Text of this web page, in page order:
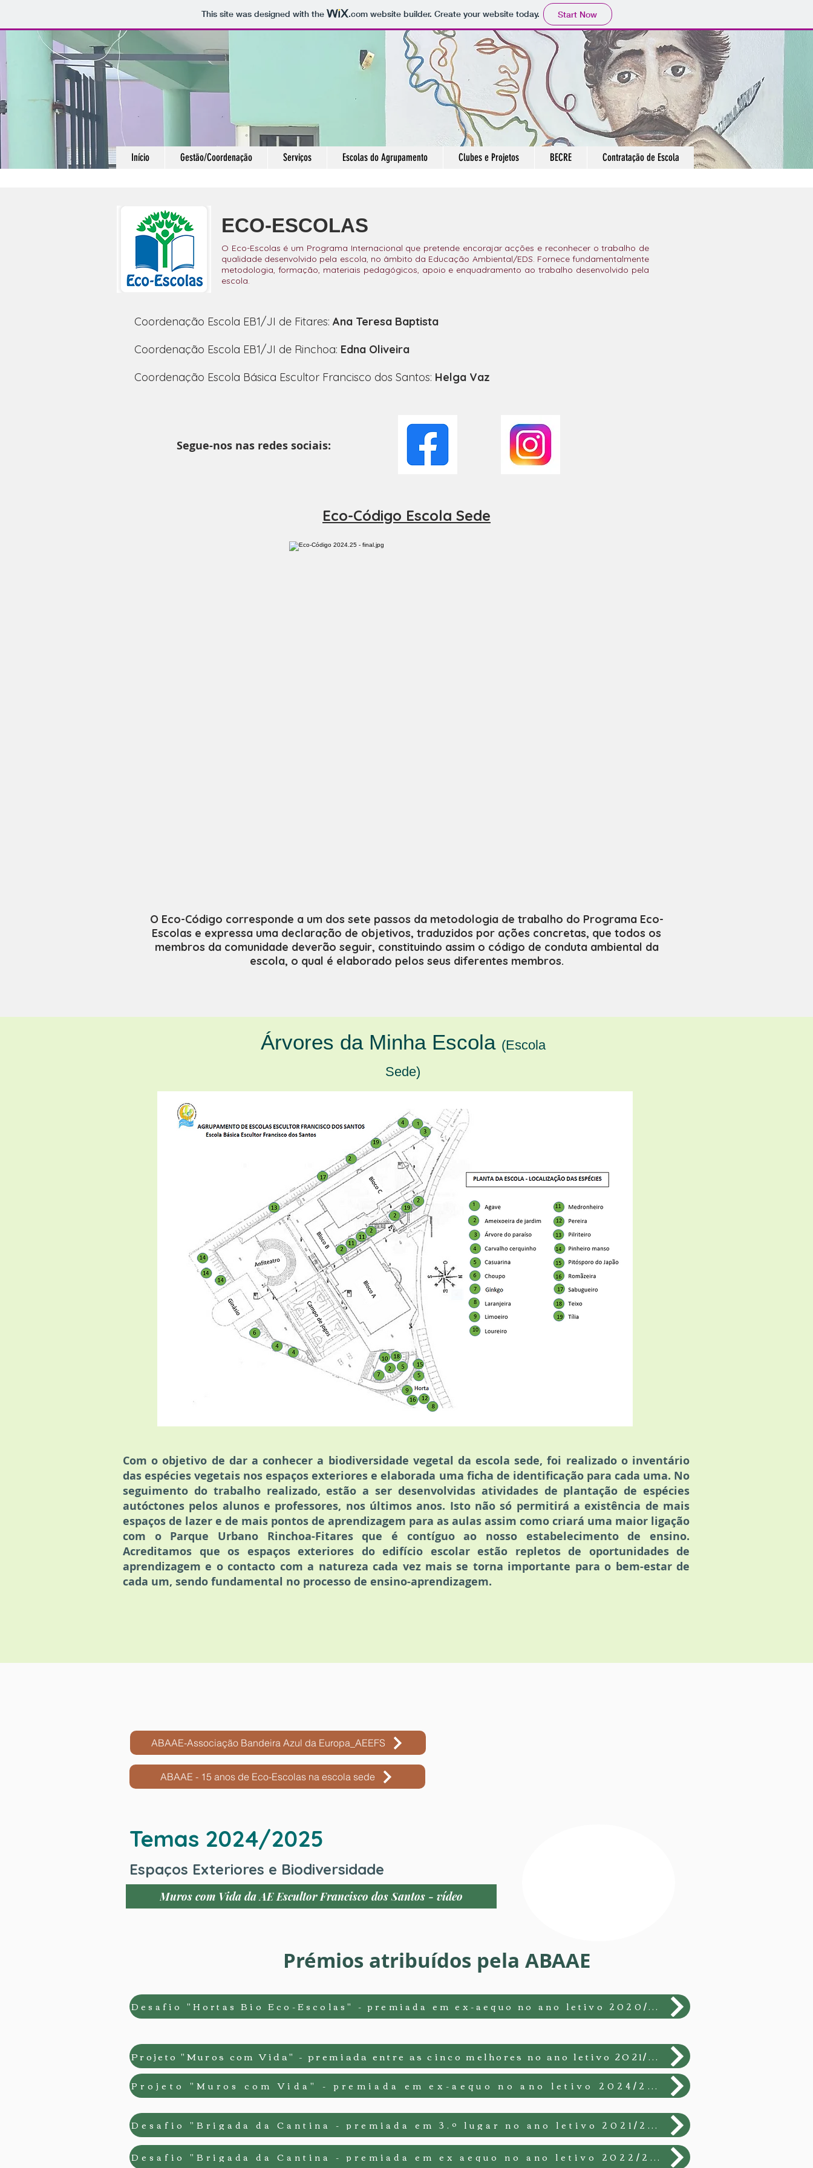
This site was designed with the .comwebsite builder. Create your website today. Start Now
Início Gestão/Coordenação Serviços Escolas do Agrupamento Clubes e Projetos BECRE Contratação de Escola
ECO-ESCOLAS
O Eco-Escolas é um Programa Internacional que pretende encorajar acções e reconhecer o trabalho de
qualidade desenvolvido pela escola, no âmbito da Educação Ambiental/EDS. Fornece fundamentalmente
metodologia, formação, materiais pedagógicos, apoio e enquadramento ao trabalho desenvolvido pela
escola.
Coordenação Escola EB1/JI de Fitares: Ana Teresa Baptista
Coordenação Escola EB1/JI de Rinchoa: Edna Oliveira
Coordenação Escola Básica Escultor Francisco dos Santos: Helga Vaz
Eco-Código Escola Sede
O Eco-Código corresponde a um dos sete passos da metodologia de trabalho do Programa Eco-
Escolas e expressa uma declaração de objetivos, traduzidos por ações concretas, que todos os
membros da comunidade deverão seguir, constituindo assim o código de conduta ambiental da
escola, o qual é elaborado pelos seus diferentes membros.
Segue-nos nas redes sociais:
Árvores da Minha Escola (Escola
Sede)
Com o objetivo de dar a conhecer a biodiversidade vegetal da escola sede, foi realizado o inventário
das espécies vegetais nos espaços exteriores e elaborada uma ficha de identificação para cada uma. No
seguimento do trabalho realizado, estão a ser desenvolvidas atividades de plantação de espécies
autóctones pelos alunos e professores, nos últimos anos. Isto não só permitirá a existência de mais
espaços de lazer e de mais pontos de aprendizagem para as aulas assim como criará uma maior ligação
com o Parque Urbano Rinchoa-Fitares que é contíguo ao nosso estabelecimento de ensino.
Acreditamos que os espaços exteriores do edifício escolar estão repletos de oportunidades de
aprendizagem e o contacto com a natureza cada vez mais se torna importante para o bem-estar de
cada um, sendo fundamental no processo de ensino-aprendizagem.
ABAAE-Associação Bandeira Azul da Europa_AEEFS
ABAAE - 15 anos de Eco-Escolas na escola sede
Temas 2024/2025
Espaços Exteriores e Biodiversidade
Muros com Vida da AE Escultor Francisco dos Santos - vídeo
Prémios atribuídos pela ABAAE
Desafio "Hortas Bio Eco-Escolas" - premiada em ex-aequo no ano letivo 2020/2021
Projeto "Muros com Vida" - premiada entre as cinco melhores no ano letivo 2021/2022
Desafio "Brigada da Cantina - premiada em 3.º lugar no ano letivo 2021/2022
Projeto "Muros com Vida" - premiada em ex-aequo no ano letivo 2024/2025
Desafio "Brigada da Cantina - premiada em ex aequo no ano letivo 2022/2023